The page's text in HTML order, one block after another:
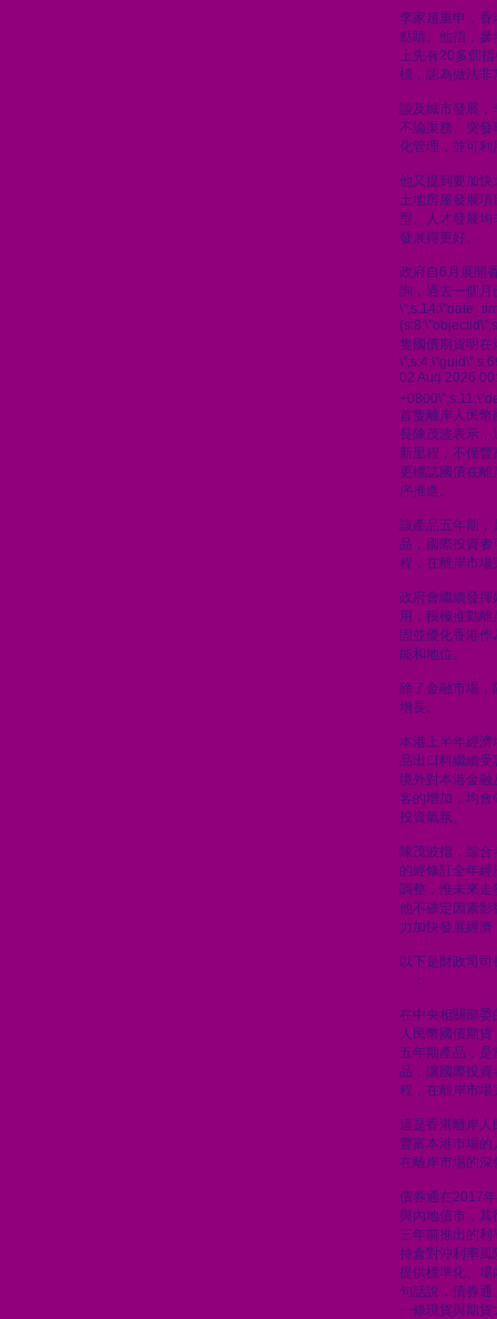
李家超重申，香
點睛。他指，
上先有20多個
標，認為做法非
談及城市發展，
不論渠務、突發
化管理，並可利
他又提到要加快
土地房屋發展
型、人才發展均
發展得更好。
政府自6月展開
詢，過去一個月
隻國債期貨明在
02 Aug 2026
首隻離岸人民幣
長陳茂波表示，
新里程，不僅
更標誌國債在
序推進。
該產品五年期，
品，國際投資者
程，在離岸市場
政府會繼續發揮
用，積極推動
固並優化香港
能和地位。
除了金融市場
增長。
本港上半年經
品出口料繼續受
境外對本港金融
客的增加，均會
投資氣氛。
陳茂波指，綜
的經修訂全年
調整，惟未來走
他不確定因素影
力加快發展經
以下是財政司
：
在中央相關部委
人民幣國債期
五年期產品，
品，讓國際投資
程，在離岸市場
這是香港離岸
豐富本港巿場
在離岸市場的深
債券通在2017
與內地債市，
三年前推出的
持倉對沖利率風
提供標準化、場
句話說，債券通
一條現貨與期貨